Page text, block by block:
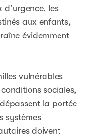
d’urgence, les
aux enfants,
évidemment
vulnérables
sociales,
la portée
systèmes
doivent